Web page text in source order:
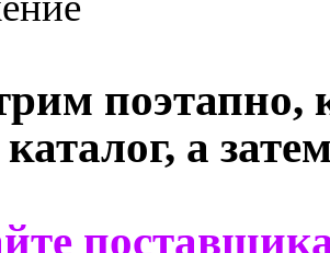
поэтапно,
а